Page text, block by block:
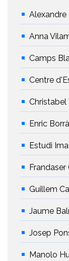
Alexandre
Anna
Camps
Centre
Christabel
Enric
Estudi
Guillem
Jaume
Josep
Manolo